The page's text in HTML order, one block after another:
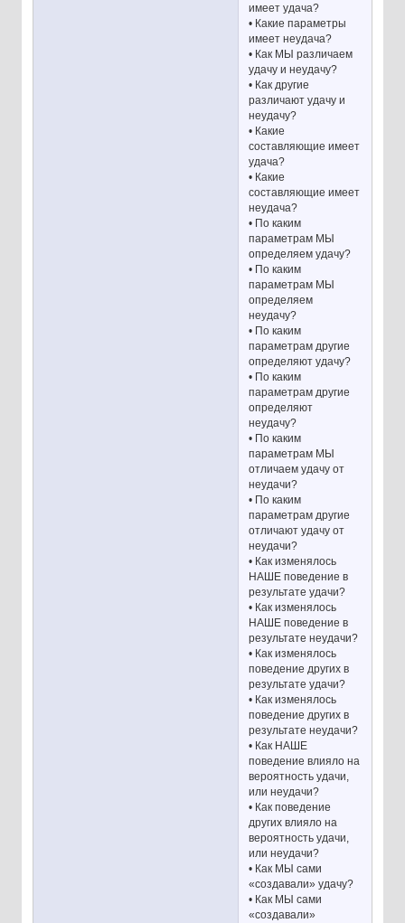
имеет удача?
• Какие параметры
имеет неудача?
• Как МЫ различаем
удачу и неудачу?
• Как другие
различают удачу и
неудачу?
• Какие
составляющие имеет
удача?
• Какие
составляющие имеет
неудача?
• По каким
параметрам МЫ
определяем удачу?
• По каким
параметрам МЫ
определяем
неудачу?
• По каким
параметрам другие
определяют удачу?
• По каким
параметрам другие
определяют
неудачу?
• По каким
параметрам МЫ
отличаем удачу от
неудачи?
• По каким
параметрам другие
отличают удачу от
неудачи?
• Как изменялось
НАШЕ поведение в
результате удачи?
• Как изменялось
НАШЕ поведение в
результате неудачи?
• Как изменялось
поведение других в
результате удачи?
• Как изменялось
поведение других в
результате неудачи?
• Как НАШЕ
поведение влияло на
вероятность удачи,
или неудачи?
• Как поведение
других влияло на
вероятность удачи,
или неудачи?
• Как МЫ сами
«создавали» удачу?
• Как МЫ сами
«создавали»